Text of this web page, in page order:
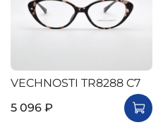
VECHNOSTI TR8288 C7
5 096 ₽